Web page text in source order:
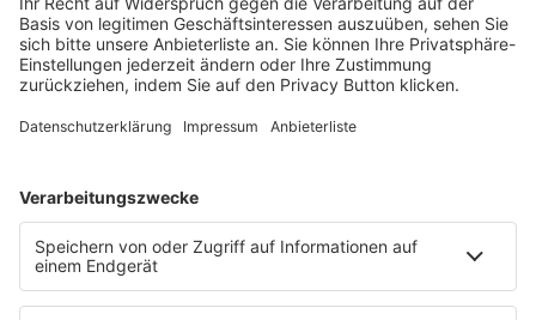
Mainzer Landstr. 251
60326 Frankfurt am Main
E-Mail:info@ruw.de
Web:https://www.ruw.de
AGB
Datenschutzerklärung
Genderhinweis
Cookie-Einstellungen